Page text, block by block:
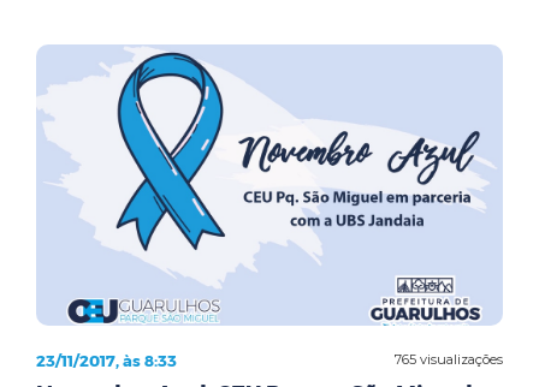
765 visualizações
23/11/2017, às 8:33